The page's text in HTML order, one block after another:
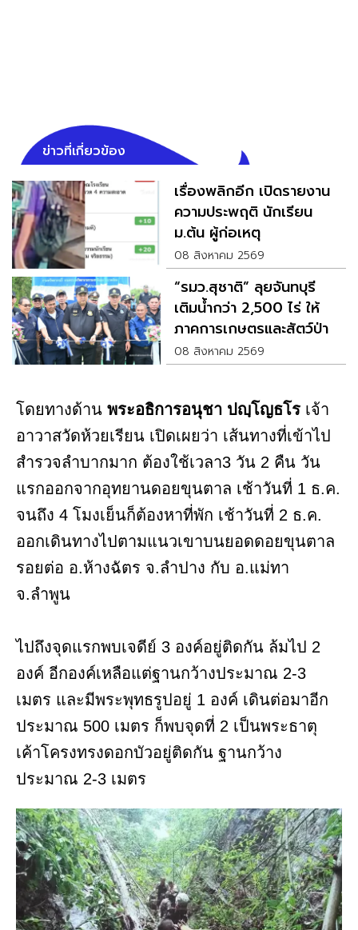
ข่าวที่เกี่ยวข้อง
เรื่องพลิกอีก เปิดรายงาน
ความประพฤติ นักเรียน
ม.ต้น ผู้ก่อเหตุ
08 สิงหาคม 2569
“รมว.สุชาติ” ลุยจันทบุรี
เติมน้ำกว่า 2,500 ไร่ ให้
ภาคการเกษตรและสัตว์ป่า
08 สิงหาคม 2569
โดยทางด้าน พระอธิการอนุชา ปญฺโญธโร เจ้า
อาวาสวัดห้วยเรียน เปิดเผยว่า เส้นทางที่เข้าไป
สำรวจลำบากมาก ต้องใช้เวลา3 วัน 2 คืน วัน
แรกออกจากอุทยานดอยขุนตาล เช้าวันที่ 1 ธ.ค.
จนถึง 4 โมงเย็นก็ต้องหาที่พัก เช้าวันที่ 2 ธ.ค.
ออกเดินทางไปตามแนวเขาบนยอดดอยขุนตาล
รอยต่อ อ.ห้างฉัตร จ.ลำปาง กับ อ.แม่ทา
จ.ลำพูน
ไปถึงจุดแรกพบเจดีย์ 3 องค์อยู่ติดกัน ล้มไป 2
องค์ อีกองค์เหลือแต่ฐานกว้างประมาณ 2-3
เมตร และมีพระพุทธรูปอยู่ 1 องค์ เดินต่อมาอีก
ประมาณ 500 เมตร ก็พบจุดที่ 2 เป็นพระธาตุ
เค้าโครงทรงดอกบัวอยู่ติดกัน ฐานกว้าง
ประมาณ 2-3 เมตร